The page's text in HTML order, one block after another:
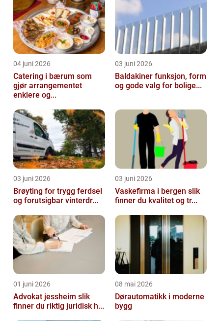
04 juni 2026
Catering i bærum som
gjør arrangementet
enklere og...
03 juni 2026
Baldakiner funksjon, form
og gode valg for bolige...
03 juni 2026
Brøyting for trygg ferdsel
og forutsigbar vinterdr...
03 juni 2026
Vaskefirma i bergen slik
finner du kvalitet og tr...
01 juni 2026
Advokat jessheim slik
finner du riktig juridisk h...
08 mai 2026
Dørautomatikk i moderne
bygg